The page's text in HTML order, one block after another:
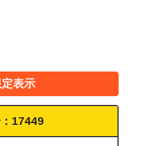
表示
17449